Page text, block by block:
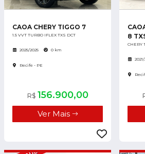
CAOA CHERY TIGGO 7
1.5 VVT TURBO IFLEX TXS DCT
2025/2025 0 km
Recife - PE
R$ 156.900,00
Ver Mais
8
CHERY